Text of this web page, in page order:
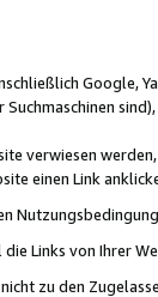
sind),
verwiesen
einen Link
Links von Ihrer
zu den